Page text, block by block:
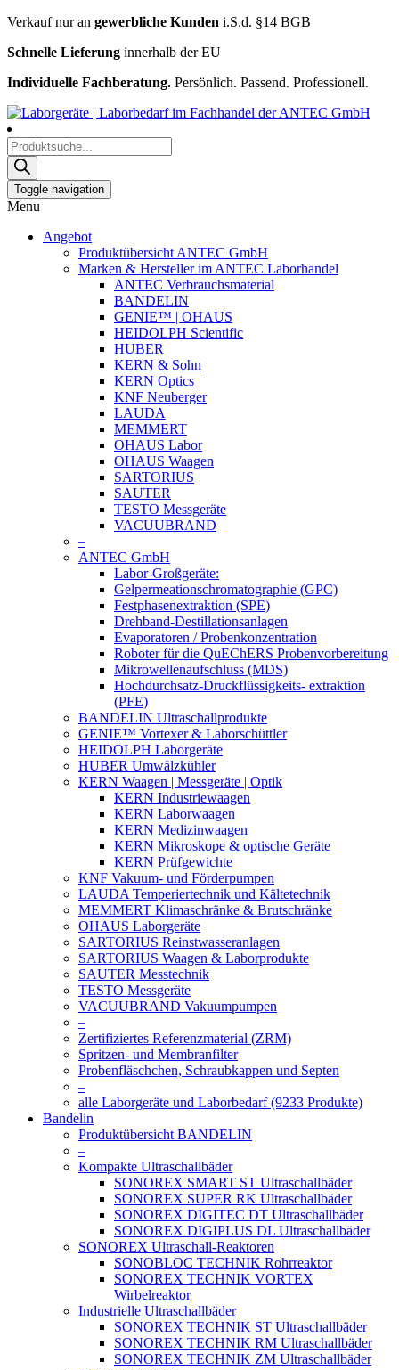
Verkauf nur an gewerbliche Kunden i.S.d. §14 BGB
Schnelle Lieferung innerhalb der EU
Individuelle Fachberatung. Persönlich. Passend. Professionell.
Products
search
Toggle navigation
Menu
Angebot
Produktübersicht ANTEC GmbH
Marken & Hersteller im ANTEC Laborhandel
ANTEC Verbrauchsmaterial
BANDELIN
GENIE™ | OHAUS
HEIDOLPH Scientific
HUBER
KERN & Sohn
KERN Optics
KNF Neuberger
LAUDA
MEMMERT
OHAUS Labor
OHAUS Waagen
SARTORIUS
SAUTER
TESTO Messgeräte
VACUUBRAND
–
ANTEC GmbH
Labor-Großgeräte:
Gelpermeationschromatographie (GPC)
Festphasenextraktion (SPE)
Drehband-Destillationsanlagen
Evaporatoren / Probenkonzentration
Roboter für die QuEChERS Probenvorbereitung
Mikrowellenaufschluss (MDS)
Hochdurchsatz-Druckflüssigkeits- extraktion
(PFE)
BANDELIN Ultraschallprodukte
GENIE™ Vortexer & Laborschüttler
HEIDOLPH Laborgeräte
HUBER Umwälzkühler
KERN Waagen | Messgeräte | Optik
KERN Industriewaagen
KERN Laborwaagen
KERN Medizinwaagen
KERN Mikroskope & optische Geräte
KERN Prüfgewichte
KNF Vakuum- und Förderpumpen
LAUDA Temperiertechnik und Kältetechnik
MEMMERT Klimaschränke & Brutschränke
OHAUS Laborgeräte
SARTORIUS Reinstwasseranlagen
SARTORIUS Waagen & Laborprodukte
SAUTER Messtechnik
TESTO Messgeräte
VACUUBRAND Vakuumpumpen
–
Zertifiziertes Referenzmaterial (ZRM)
Spritzen- und Membranfilter
Probenfläschchen, Schraubkappen und Septen
–
alle Laborgeräte und Laborbedarf (9233 Produkte)
Bandelin
Produktübersicht BANDELIN
–
Kompakte Ultraschallbäder
SONOREX SMART ST Ultraschallbäder
SONOREX SUPER RK Ultraschallbäder
SONOREX DIGITEC DT Ultraschallbäder
SONOREX DIGIPLUS DL Ultraschallbäder
SONOREX Ultraschall-Reaktoren
SONOBLOC TECHNIK Rohrreaktor
SONOREX TECHNIK VORTEX
Wirbelreaktor
Industrielle Ultraschallbäder
SONOREX TECHNIK ST Ultraschallbäder
SONOREX TECHNIK RM Ultraschallbäder
SONOREX TECHNIK ZM Ultraschallbäder